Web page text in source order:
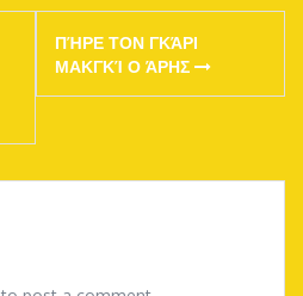
ΠΉΡΕ ΤΟΝ ΓΚΆΡΙ
ΜΑΚΓΚΊ Ο ΆΡΗΣ